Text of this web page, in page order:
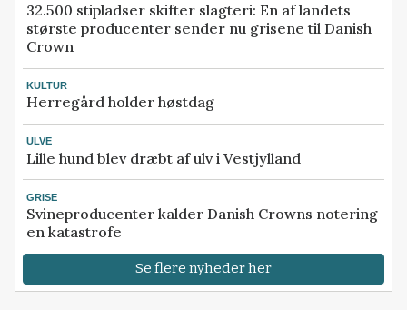
32.500 stipladser skifter slagteri: En af landets
største producenter sender nu grisene til Danish
Crown
KULTUR
Herregård holder høstdag
ULVE
Lille hund blev dræbt af ulv i Vestjylland
GRISE
Svineproducenter kalder Danish Crowns notering
en katastrofe
Se flere nyheder her